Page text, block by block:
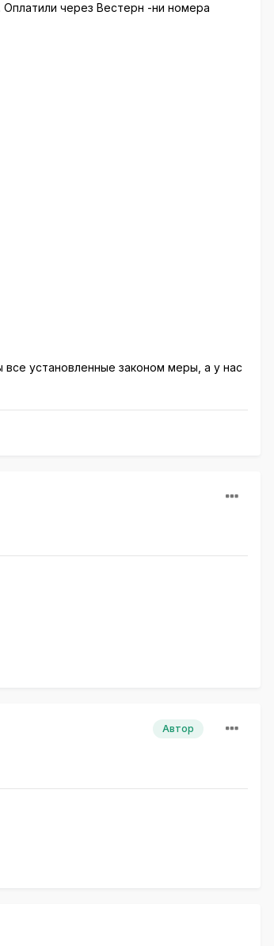
через Вестерн -ни номера
установленные законом меры, а у нас
Автор